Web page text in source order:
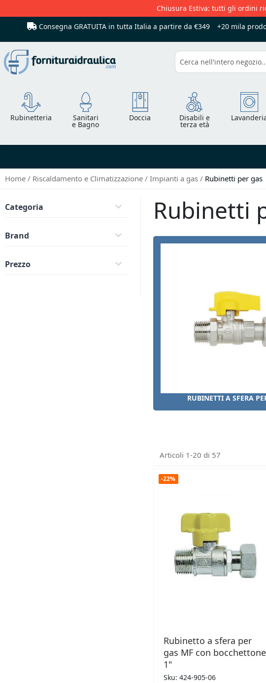
Chiusura Estiva: tutti gli ordini
Consegna GRATUITA in tutta Italia a partire da €349 +20 mila
Cerca
Rubinetteria Sanitari
e Bagno
Doccia Disabili e
terza età
Home Riscaldamento e Climatizzazione Impianti a gas Rubinetti per gas
Rubinetti
RUBINETTI A SFERA
Articoli 1-20 di 57
-22%
Rubinetto a sfera per
gas MF con bocchettone
1"
Sku: 424-905-06
Categoria
Brand
Prezzo